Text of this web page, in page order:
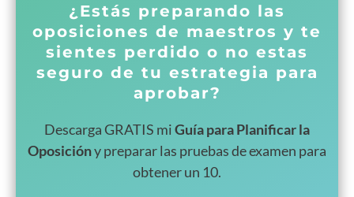
¿Estás preparando las
oposiciones de maestros y te
sientes perdido o no estas
seguro de tu estrategia para
aprobar?
Descarga GRATIS miGuía para Planificar la
Oposicióny preparar las pruebas de examen para
obtener un 10.